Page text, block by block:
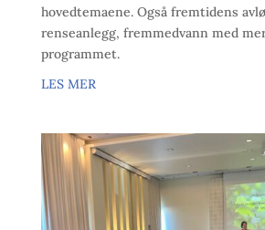
hovedtemaene. Også fremtidens
renseanlegg, fremmedvann med
programmet.
LES MER